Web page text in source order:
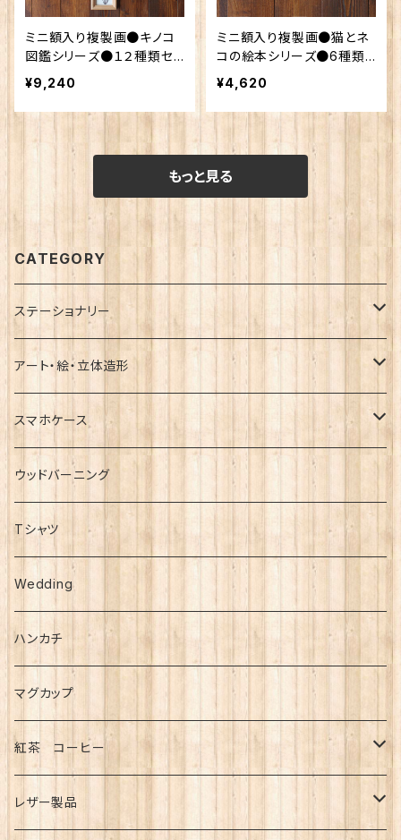
ミニ額入り複製画●キノコ
図鑑シリーズ●１２種類セッ
ト
¥9,240
ミニ額入り複製画●猫とネ
コの絵本シリーズ●6種類
セット
¥4,620
もっと見る
CATEGORY
ステーショナリー
レターセット
ポストカード
ラッピング袋・ポチ袋
メッセージカード
シール
メモ・ふせん
カレンダー
アート・絵・立体造形
小箱
ブローチ
招き猫
複製画
B4サイズ(大)
B5サイズ(小)
ミニ額入り複製画
スマホケース
ハードケース
手帳型ケース
ウッドバーニング
Tシャツ
Wedding
ハンカチ
マグカップ
紅茶 コーヒー
紅茶
レザー製品